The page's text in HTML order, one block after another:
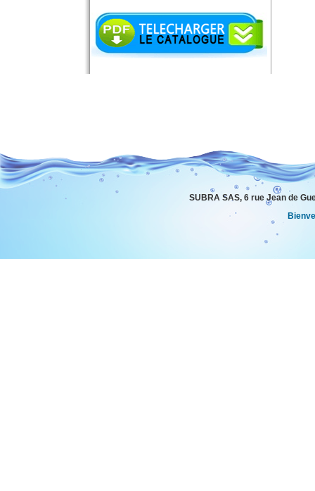
SUBRA SAS, 6 rue Jean de